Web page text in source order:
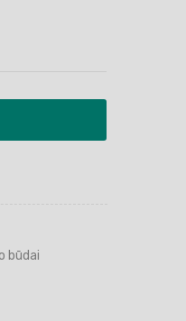
būdai